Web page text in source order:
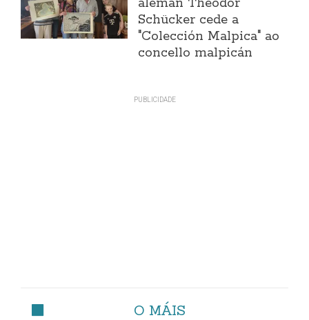
alemán Theodor
Schücker cede a
"Colección Malpica" ao
concello malpicán
O MÁIS